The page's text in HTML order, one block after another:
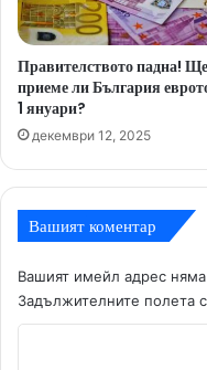
Правителството падна! Ще
приеме ли България
1 януари?
декември 12, 2025
Вашият коментар
Вашият имейл адрес
Задължителните полета